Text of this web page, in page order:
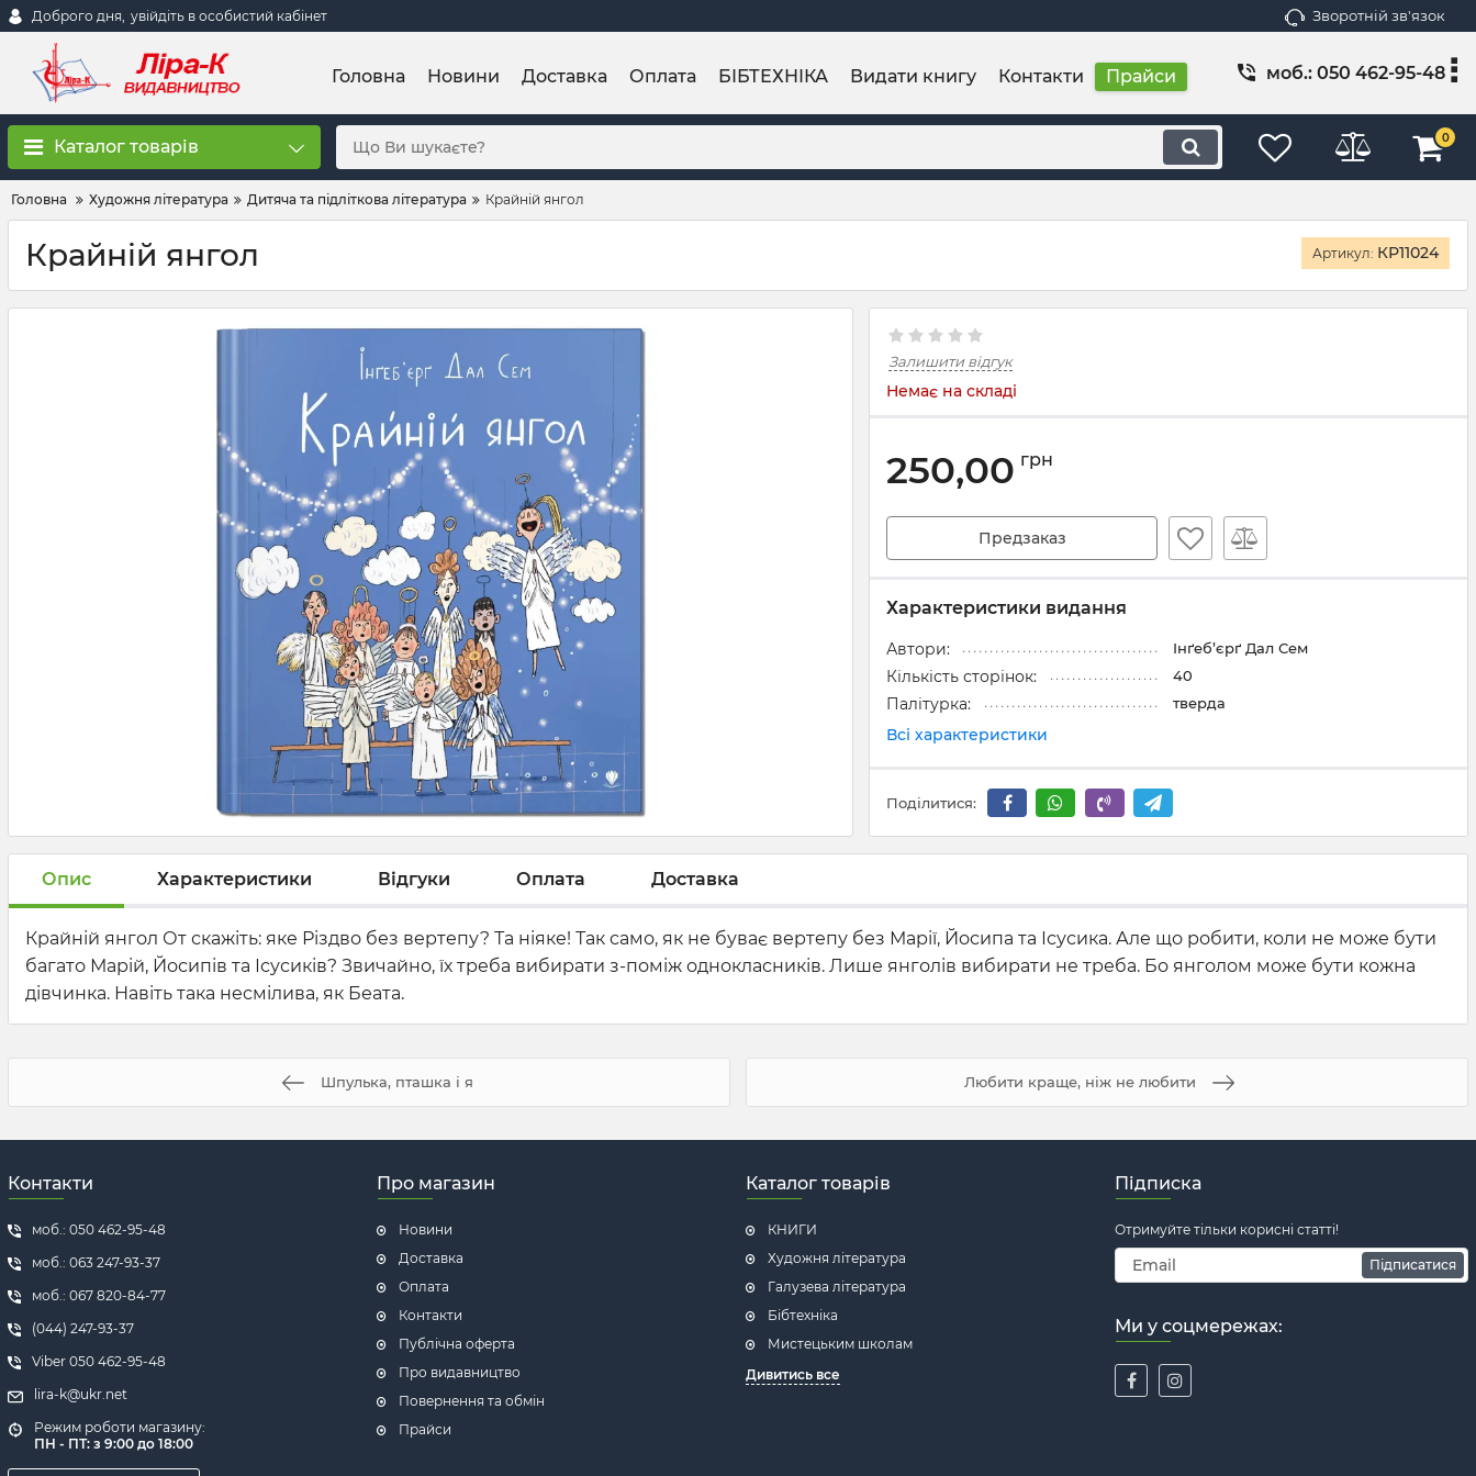
Доброго дня, увійдіть в особистий кабінет Зворотній зв'язок
Головна Новини Доставка Оплата БІБТЕХНІКА Видати книгу Контакти Прайси моб.: 050 462-95-48
Каталог товарів 0
Головна Художня література Дитяча та підліткова література Крайній янгол
Крайній янгол Артикул: КР11024
Залишити відгук
Немає на складі
250,00 грн
Предзаказ
Характеристики видання
Автори: Інґеб’єрґ Дал Сем
Кількість сторінок: 40
Палітурка: тверда
Всі характеристики
Поділитися:
Опис Характеристики Відгуки Оплата Доставка
Крайній янгол От скажіть: яке Різдво без вертепу? Та ніяке! Так само, як не буває вертепу без Марії, Йосипа та Ісусика. Але що робити, коли не може бути
багато Марій, Йосипів та Ісусиків? Звичайно, їх треба вибирати з-поміж однокласників. Лише янголів вибирати не треба. Бо янголом може бути кожна
дівчинка. Навіть така несмілива, як Беата.
Шпулька, пташка і я Любити краще, ніж не любити
Контакти
моб.: 050 462-95-48
моб.: 063 247-93-37
моб.: 067 820-84-77
(044) 247-93-37
Viber 050 462-95-48
lira-k@ukr.net
Режим роботи магазину:
ПН - ПТ: з 9:00 до 18:00
Про магазин
Новини
Доставка
Оплата
Контакти
Публічна оферта
Про видавництво
Повернення та обмін
Прайси
Каталог товарів
КНИГИ
Художня література
Галузева література
Бібтехніка
Мистецьким школам
Дивитись все
Підписка
Отримуйте тільки корисні статті!
Підписатися
Ми у соцмережах: